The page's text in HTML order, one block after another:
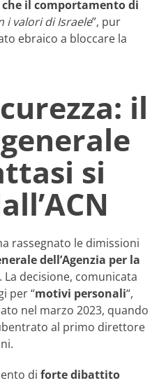
il comportamento di
i valori di Israele”, pur
ebraico a bloccare la
il
si
rassegnato le dimissioni
dell’Agenzia per la
. La decisione, comunicata
per “motivi personali“,
nel marzo 2023, quando
al primo direttore
di forte dibattito